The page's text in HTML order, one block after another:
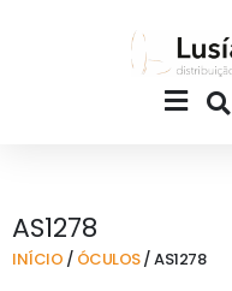
Main
Menu
AS1278
INÍCIO / ÓCULOS/ AS1278